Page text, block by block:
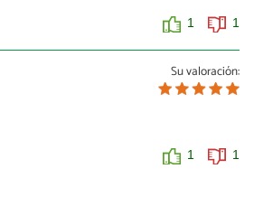
1 1
Su valoración:
1 1